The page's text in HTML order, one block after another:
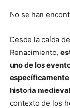
No se han
Desde la caída
Renacimiento,
uno de los
específicamente
historia medieval
contexto de los